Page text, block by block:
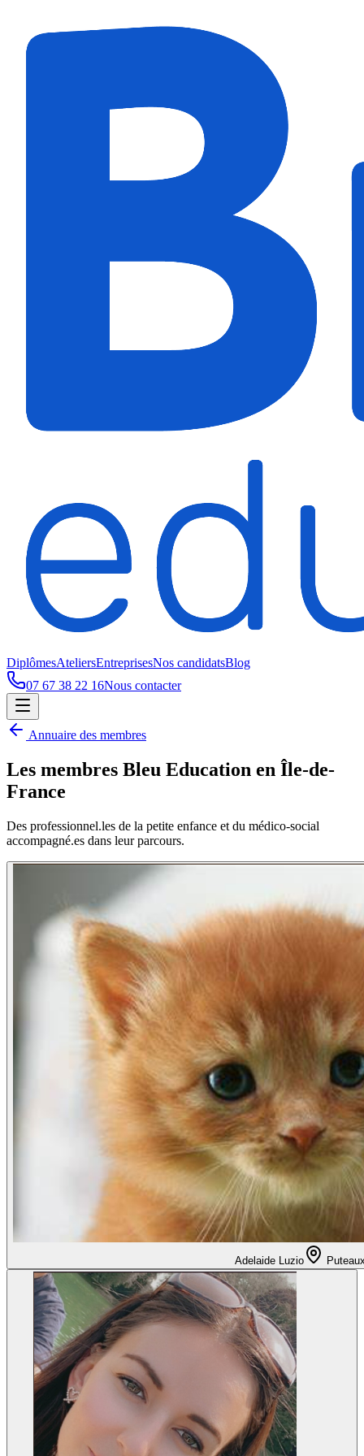
DiplômesAteliersEntreprisesNos candidatsBlog
07 67 38 22 16Nous contacter
Annuaire des membres
Les membres Bleu Education en Île-de-
France
Des professionnel.les de la petite enfance et du médico-social
accompagné.es dans leur parcours.
Adelaide Luzio